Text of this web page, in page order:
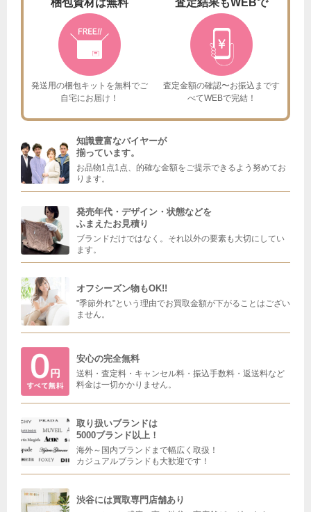
梱包資材は無料
発送用の梱包キットを無料でご
自宅にお届け！
査定結果もWEBで
査定金額の確認〜お振込まです
べてWEBで完結！
知識豊富なバイヤーが
揃っています。
お品物1点1点、的確な金額をご提示できるよう努めてお
ります。
発売年代・デザイン・状態などを
ふまえたお見積り
ブランドだけではなく。それ以外の要素も大切にしてい
ます。
オフシーズン物もOK!!
"季節外れ"という理由でお買取金額が下がることはござい
ません。
安心の完全無料
送料・査定料・キャンセル料・振込手数料・返送料など
料金は一切かかりません。
取り扱いブランドは
5000ブランド以上！
海外～国内ブランドまで幅広く取扱！
カジュアルブランドも大歓迎です！
渋谷には買取専門店舗あり